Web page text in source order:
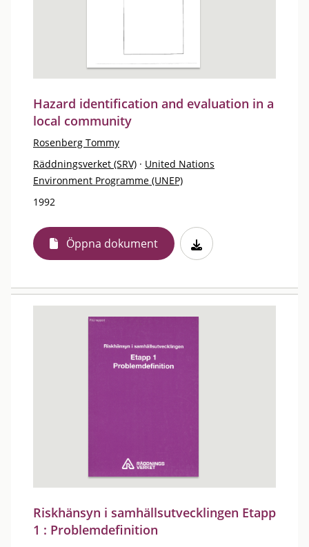
Hazard identification and evaluation in a
local community
Rosenberg Tommy
Räddningsverket (SRV) · United Nations
Environment Programme (UNEP)
1992
Öppna dokument
Riskhänsyn i samhällsutvecklingen Etapp
1 : Problemdefinition